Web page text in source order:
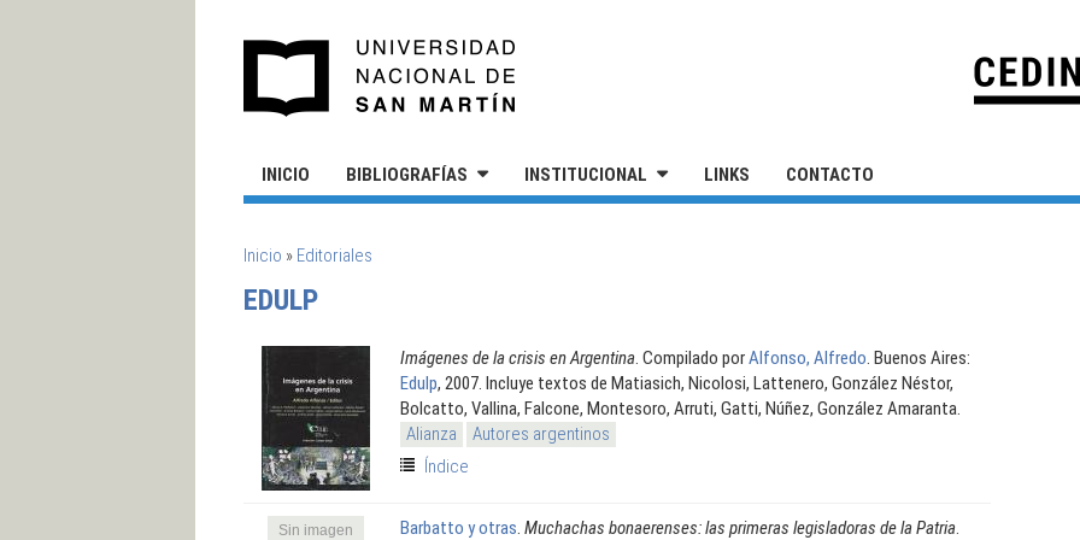
INICIO BIBLIOGRAFÍAS INSTITUCIONAL LINKS CONTACTO
SE ENCUENTRA USTED AQUÍ
Inicio » Editoriales
EDULP
Imágenes de la crisis en Argentina . Compilado porAlfonso, Alfredo . Buenos Aires:
Edulp, 2007. Incluye textos de Matiasich, Nicolosi, Lattenero, González Néstor,
Bolcatto, Vallina, Falcone, Montesoro, Arruti, Gatti, Núñez, González Amaranta.
Alianza
Autores argentinos
Índice
Sin imagen
Barbatto y otras Muchachas bonaerenses: las primeras legisladoras de la Patria